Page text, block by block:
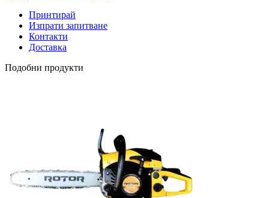
Принтирай
Изпрати запитване
Контакти
Доставка
Подобни продукти